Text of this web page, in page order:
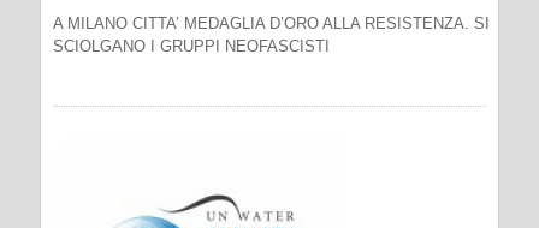
A MILANO CITTA’ MEDAGLIA D’ORO ALLA RESISTENZA. SI
SCIOLGANO I GRUPPI NEOFASCISTI